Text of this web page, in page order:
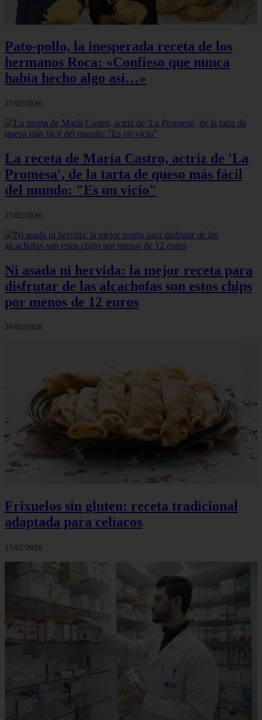
Pato-pollo, la inesperada receta de los
hermanos Roca: «Confieso que nunca
había hecho algo así…»
27/02/2026
La receta de María Castro, actriz de 'La
Promesa', de la tarta de queso más fácil
del mundo: "Es un vicio"
27/02/2026
Ni asada ni hervida: la mejor receta para
disfrutar de las alcachofas son estos chips
por menos de 12 euros
26/02/2026
Frixuelos sin gluten: receta tradicional
adaptada para celíacos
25/02/2026